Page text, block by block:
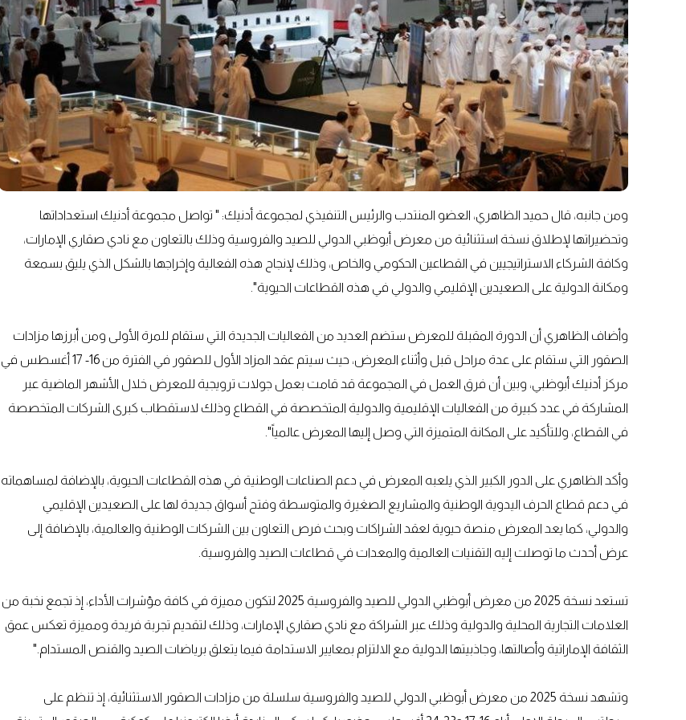
ومن جانبه، قال حميد الظاهري، العضو المنتدب والرئيس التنفيذي لمجموعة أدنيك: " تواصل مجموعة أدنيك استعداداتها
وتحضيراتها لإطلاق نسخة استثنائية من معرض أبوظبي الدولي للصيد والفروسية وذلك بالتعاون مع نادي صقاري الإمارات،
وكافة الشركاء الاستراتيجيين في القطاعين الحكومي والخاص، وذلك لإنجاح هذه الفعالية وإخراجها بالشكل الذي يليق بسمعة
ومكانة الدولية على الصعيدين الإقليمي والدولي في هذه القطاعات الحيوية".
وأضاف الظاهري أن الدورة المقبلة للمعرض ستضم العديد من الفعاليات الجديدة التي ستقام للمرة الأولى ومن أبرزها مزادات
الصقور التي ستقام على عدة مراحل قبل وأثناء المعرض، حيث سيتم عقد المزاد الأول للصقور في الفترة من 16- 17 أغسطس في
مركز أدنيك أبوظبي، وبين أن فرق العمل في المجموعة قد قامت بعمل جولات ترويجية للمعرض خلال الأشهر الماضية عبر
المشاركة في عدد كبيرة من الفعاليات الإقليمية والدولية المتخصصة في القطاع وذلك لاستقطاب كبرى الشركات المتخصصة
في القطاع، وللتأكيد على المكانة المتميزة التي وصل إليها المعرض عالمياً".
وأكد الظاهري على الدور الكبير الذي يلعبه المعرض في دعم الصناعات الوطنية في هذه القطاعات الحيوية، بالإضافة لمساهماته
في دعم قطاع الحرف اليدوية الوطنية والمشاريع الصغيرة والمتوسطة وفتح أسواق جديدة لها على الصعيدين الإقليمي
والدولي، كما يعد المعرض منصة حيوية لعقد الشراكات وبحث فرص التعاون بين الشركات الوطنية والعالمية، بالإضافة إلى
عرض أحدث ما توصلت إليه التقنيات العالمية والمعدات في قطاعات الصيد والفروسية.
تستعد نسخة 2025 من معرض أبوظبي الدولي للصيد والفروسية 2025 لتكون مميزة في كافة مؤشرات الأداء، إذ تجمع نخبة من
العلامات التجارية المحلية والدولية وذلك عبر الشراكة مع نادي صقاري الإمارات، وذلك لتقديم تجربة فريدة ومميزة تعكس عمق
الثقافة الإماراتية وأصالتها، وجاذبيتها الدولية مع الالتزام بمعايير الاستدامة فيما يتعلق برياضات الصيد والقنص المستدام."
وتشهد نسخة 2025 من معرض أبوظبي الدولي للصيد والفروسية سلسلة من مزادات الصقور الاستثنائية، إذ تنظم على